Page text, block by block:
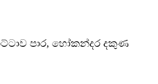
පාර, හෝකන්දර දකුණ